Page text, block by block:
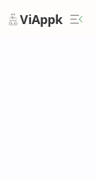
ViAppk